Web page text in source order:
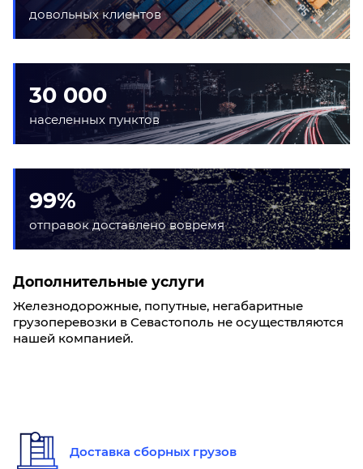
довольных клиентов
30 000
населенных пунктов
99%
отправок доставлено вовремя
Дополнительные услуги
Железнодорожные, попутные, негабаритные
грузоперевозки в Севастополь не осуществляются
нашей компанией.
Доставка сборных грузов